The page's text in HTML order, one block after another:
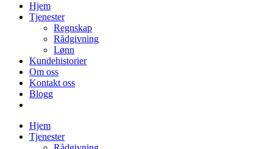
Hjem
Tjenester
Regnskap
Rådgivning
Lønn
Kundehistorier
Om oss
Kontakt oss
Blogg
Hjem
Tjenester